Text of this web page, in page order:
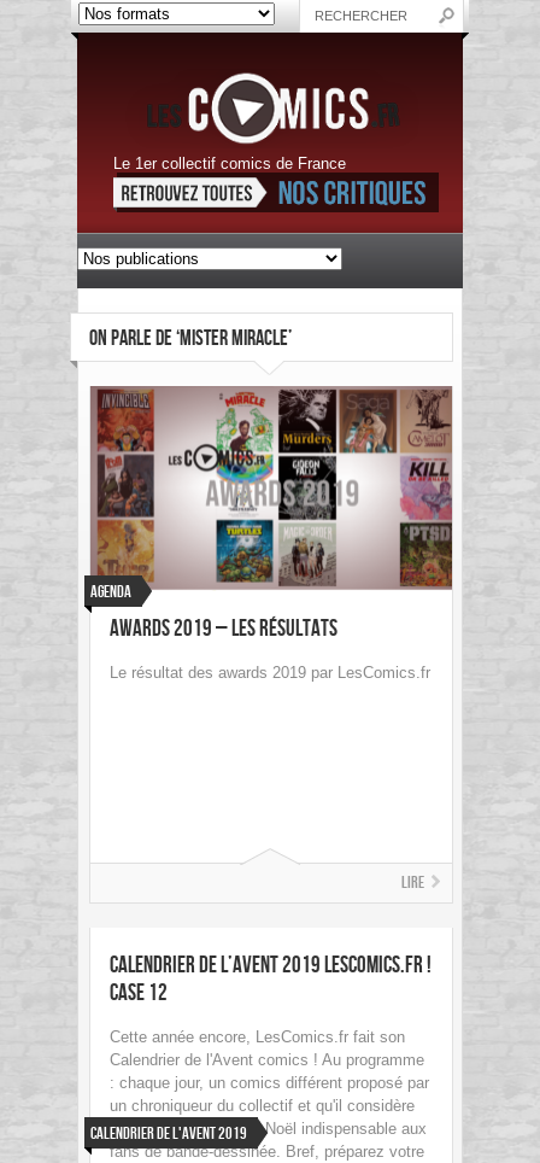
Le 1er collectif comics de France
ON PARLE DE ‘MISTER MIRACLE’
Agenda
Awards 2019 – Les résultats
Le résultat des awards 2019 par LesComics.fr
Lire
Calendrier de l'Avent 2019
Calendrier de l’Avent 2019 LesComics.fr !
Case 12
Cette année encore, LesComics.fr fait son
Calendrier de l'Avent comics ! Au programme
: chaque jour, un comics différent proposé par
un chroniqueur du collectif et qu'il considère
comme un cadeau de Noël indispensable aux
fans de bande-dessinée. Bref, préparez votre